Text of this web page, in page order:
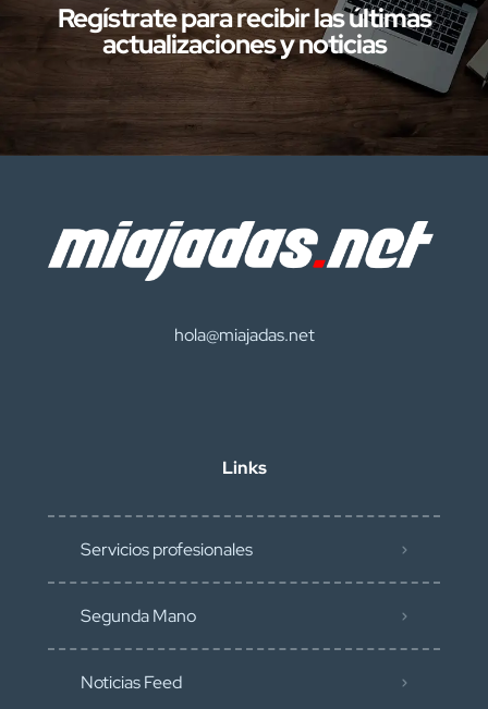
Regístrate para recibir las últimas
actualizaciones y noticias
hola@miajadas.net
Links
Servicios profesionales
Segunda Mano
Noticias Feed